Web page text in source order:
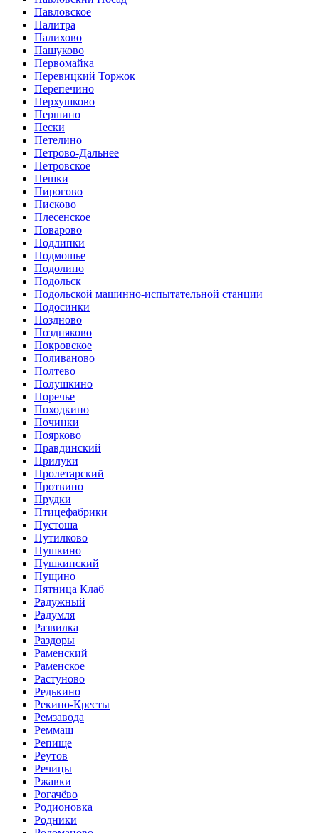
Павловское
Палитра
Палихово
Пашуково
Первомайка
Перевицкий Торжок
Перепечино
Перхушково
Першино
Пески
Петелино
Петрово-Дальнее
Петровское
Пешки
Пирогово
Писково
Плесенское
Поварово
Подлипки
Подмошье
Подолино
Подольск
Подольской машинно-испытательной станции
Подосинки
Поздново
Поздняково
Покровское
Поливаново
Полтево
Полушкино
Поречье
Походкино
Починки
Поярково
Правдинский
Прилуки
Пролетарский
Протвино
Прудки
Птицефабрики
Пустоша
Путилково
Пушкино
Пушкинский
Пущино
Пятница Клаб
Радужный
Радумля
Развилка
Раздоры
Раменский
Раменское
Растуново
Редькино
Рекино-Кресты
Ремзавода
Реммаш
Репище
Реутов
Речицы
Ржавки
Рогачёво
Родионовка
Родники